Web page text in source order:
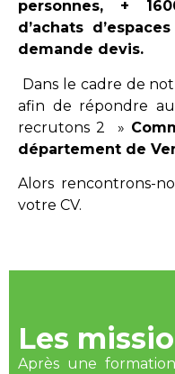
personnes, +
d’achats
demande devis.
Dans le cadre de
afin de répondre
recrutons 2 »
département de
Alors rencontrons-
votre CV.
Les
Après une